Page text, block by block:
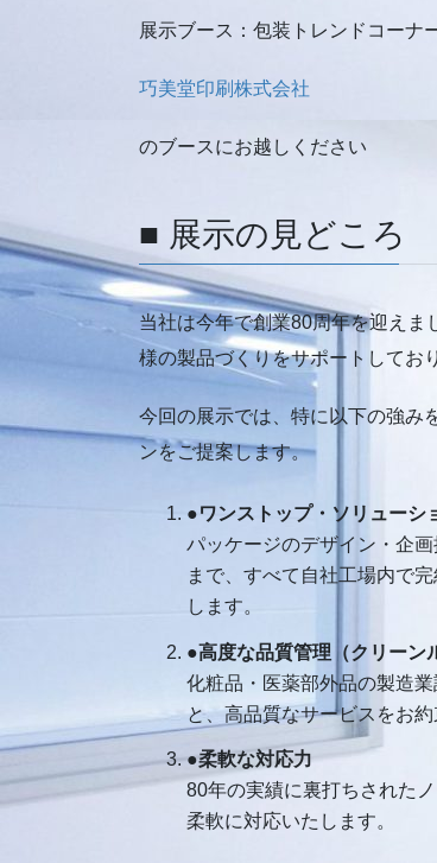
展示ブース：包装トレンドコーナ
巧美堂印刷株式会社
のブースにお越しください
■ 展示の見どころ
当社は今年で創業80周年を迎えま
様の製品づくりをサポートしてお
今回の展示では、特に以下の強み
ンをご提案します。
●ワンストップ・ソリューシ
パッケージのデザイン・企
まで、すべて自社工場内で
します。
●高度な品質管理（クリーン
化粧品・医薬部外品の製造
と、高品質なサービスをお約
●柔軟な対応力
80年の実績に裏打ちされた
柔軟に対応いたします。